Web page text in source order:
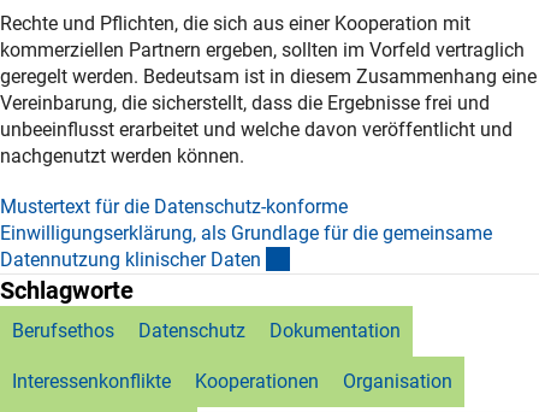
Rechte und Pflichten, die sich aus einer Kooperation mit
kommerziellen Partnern ergeben, sollten im Vorfeld vertraglich
geregelt werden. Bedeutsam ist in diesem Zusammenhang eine
Vereinbarung, die sicherstellt, dass die Ergebnisse frei und
unbeeinflusst erarbeitet und welche davon veröffentlicht und
nachgenutzt werden können.
Mustertext für die Datenschutz-konforme
Einwilligungserklärung, als Grundlage für die gemeinsame
Datennutzung klinischer Daten
Schlagworte
Berufsethos Datenschutz Dokumentation
Interessenkonflikte Kooperationen Organisation